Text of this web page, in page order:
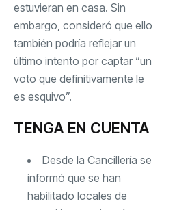
estuvieran en casa. Sin
embargo, consideró que ello
también podría reflejar un
último intento por captar “un
voto que definitivamente le
es esquivo”.
TENGA EN CUENTA
Desde la Cancillería se
informó que se han
habilitado locales de